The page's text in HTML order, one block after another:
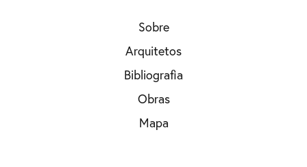
Sobre
Arquitetos
Bibliografia
Obras
Mapa